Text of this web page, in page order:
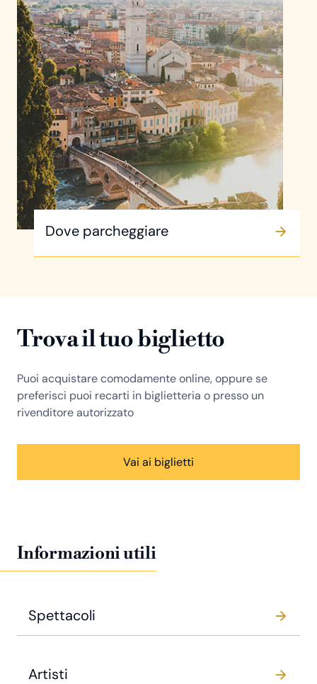
Dove parcheggiare
Trova il tuo biglietto
Puoi acquistare comodamente online, oppure se
preferisci puoi recarti in biglietteria o presso un
rivenditore autorizzato
Vai ai biglietti
Informazioni utili
Spettacoli
Artisti